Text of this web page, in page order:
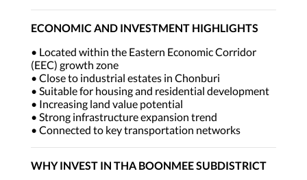
ECONOMIC AND INVESTMENT HIGHLIGHTS
• Located within the Eastern Economic Corridor
(EEC) growth zone
• Close to industrial estates in Chonburi
• Suitable for housing and residential development
• Increasing land value potential
• Strong infrastructure expansion trend
• Connected to key transportation networks
WHY INVEST IN THA BOONMEE SUBDISTRICT